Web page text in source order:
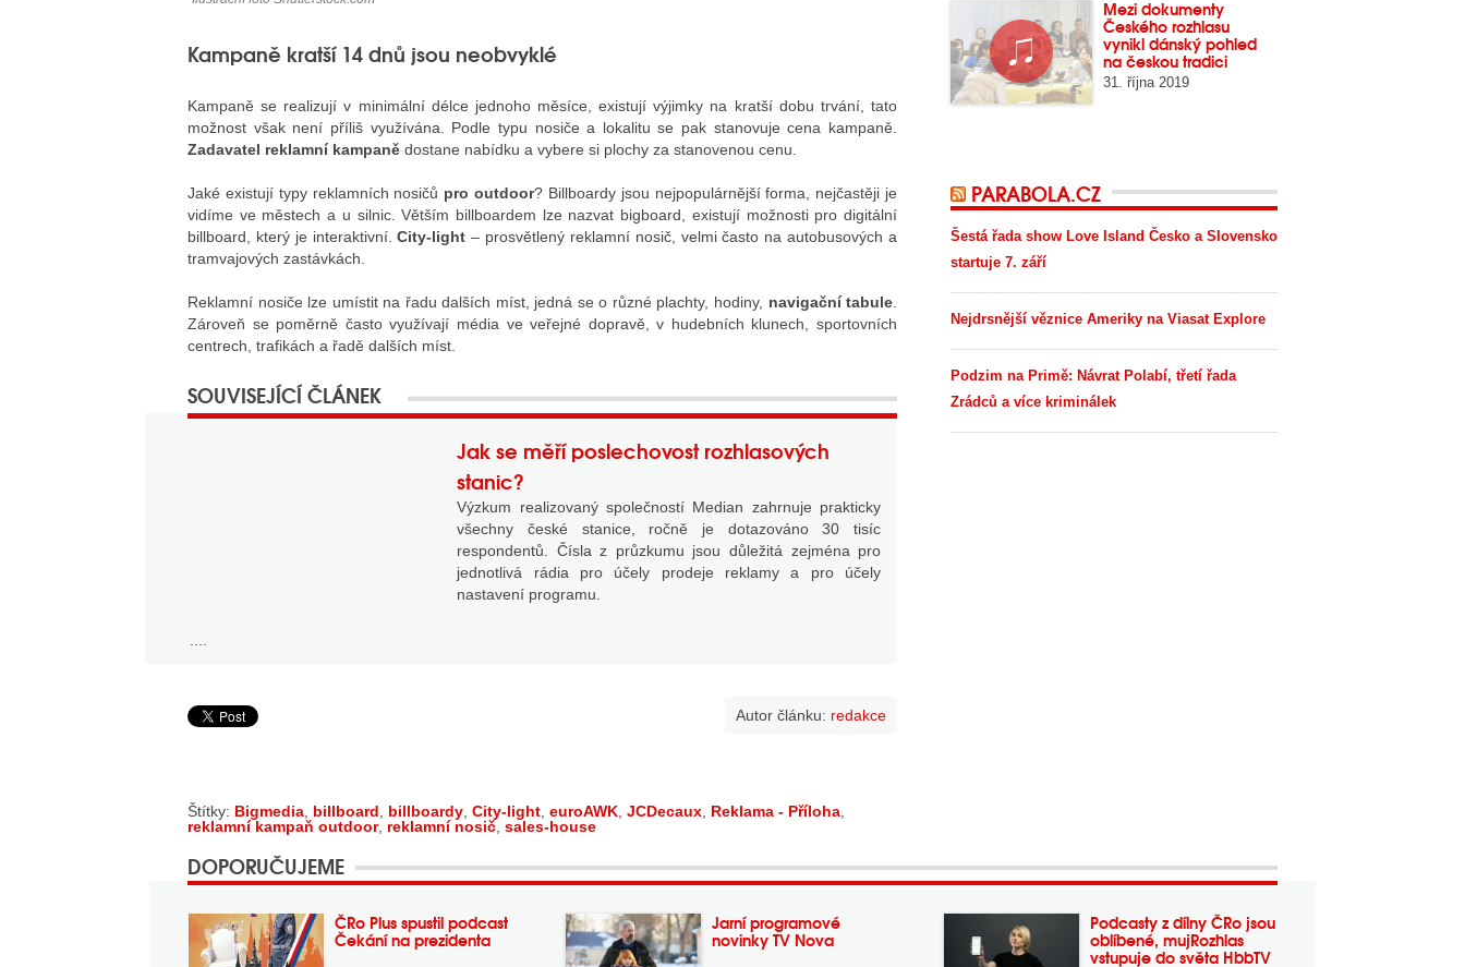
Kampaně kratší 14 dnů jsou neobvyklé
Kampaně se realizují v minimální délce jednoho měsíce, existují výjimky na kratší dobu trvání, tato
možnost však není příliš využívána. Podle typu nosiče a lokalitu se pak stanovuje cena kampaně.
Zadavatel reklamní kampaně dostane nabídku a vybere si plochy za stanovenou cenu.
Jaké existují typy reklamních nosičů pro outdoor? Billboardy jsou nejpopulárnější forma, nejčastěji je
vidíme ve městech a u silnic. Větším billboardem lze nazvat bigboard, existují možnosti pro digitální
billboard, který je interaktivní.City-light – prosvětlený reklamní nosič, velmi často na autobusových a
tramvajových zastávkách.
Reklamní nosiče lze umístit na řadu dalších míst, jedná se o různé plachty, hodiny, navigační tabule
Zároveň se poměrně často využívají média ve veřejné dopravě, v hudebních klunech, sportovních
centrech, trafikách a řadě dalších míst.
Jak se měří poslechovost rozhlasových
stanic?
Výzkum realizovaný společností Median zahrnuje prakticky
všechny české stanice, ročně je dotazováno 30 tisíc
respondentů. Čísla z průzkumu jsou důležitá zejména pro
jednotlivá rádia pro účely prodeje reklamy a pro účely
nastavení programu.
Autor článku: redakce
Štítky: Bigmedia billboard billboardy City-light euroAWK JCDecaux Reklama - Příloha
reklamní kampaň outdoor, reklamní nosič sales-house
Mezi dokumenty
Českého rozhlasu
vynikl dánský pohled
na českou tradici
31. října 2019
PARABOLA.CZ
Šestá řada show Love Island Česko a Slovensko
startuje 7. září
Nejdrsnější věznice Ameriky na Viasat Explore
Podzim na Primě: Návrat Polabí, třetí řada
Zrádců a více kriminálek
DOPORUČUJEME
ČRo Plus spustil podcast
Čekání na prezidenta
Jarní programové
novinky TV Nova
Podcasty z dílny ČRo jsou
oblíbené, mujRozhlas
vstupuje do světa HbbTV